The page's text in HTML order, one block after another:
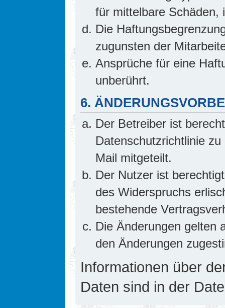
für mittelbare Schäden,
Die
zugunsten der
Ansprüche für eine
unberührt.
6.
Der Betreiber ist
Datenschutzrichtlinie
Mail mitgeteilt.
Der Nutzer ist
des Widerspruchs
bestehende
Die Änderungen gelten
den Änderungen
Informationen über
Daten sind in der